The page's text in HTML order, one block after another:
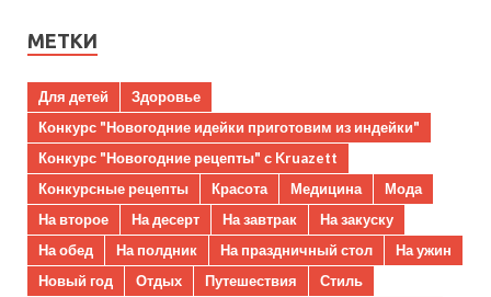
МЕТКИ
Для детей
Здоровье
Конкурс "Новогодние идейки приготовим из индейки"
Конкурс "Новогодние рецепты" с Kruazett
Конкурсные рецепты
Красота Медицина
Мода
На второе
На десерт На завтрак
На закуску
На обед
На полдник На праздничный стол
На ужин
Новый год
Отдых Путешествия
Стиль